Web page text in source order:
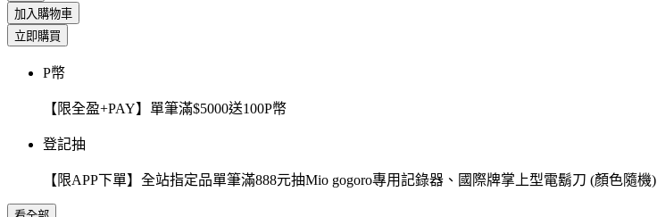
加入購物車
立即購買
P幣
【限全盈+PAY】單筆滿$5000送100P幣
登記抽
【限APP下單】全站指定品單筆滿888元抽Mio gogoro專用記錄器、國際牌掌上型電鬍刀 (顏色隨機)